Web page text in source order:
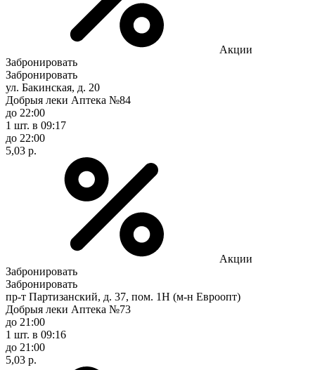
Акции
Забронировать
Забронировать
ул. Бакинская, д. 20
Добрыя леки Аптека №84
до 22:00
1 шт. в 09:17
до 22:00
5,03 р.
Акции
Забронировать
Забронировать
пр-т Партизанский, д. 37, пом. 1Н (м-н Евроопт)
Добрыя леки Аптека №73
до 21:00
1 шт. в 09:16
до 21:00
5,03 р.